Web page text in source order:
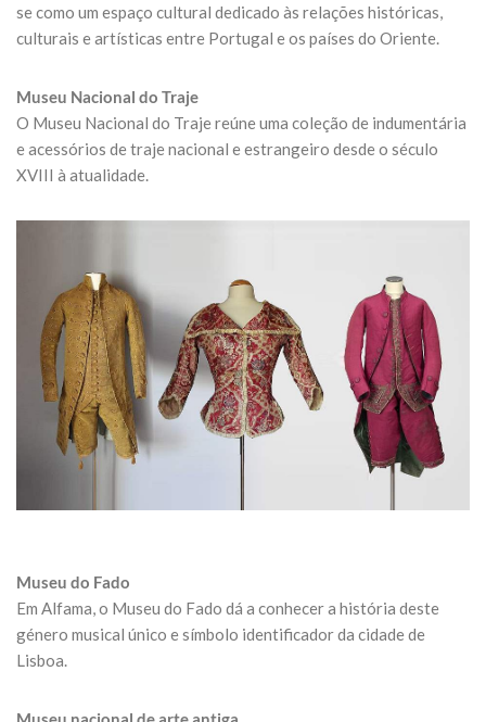
se como um espaço cultural dedicado às relações históricas,
culturais e artísticas entre Portugal e os países do Oriente.
Museu Nacional do Traje
O Museu Nacional do Traje reúne uma coleção de indumentária
e acessórios de traje nacional e estrangeiro desde o século
XVIII à atualidade.
Museu do Fado
Em Alfama, o Museu do Fado dá a conhecer a história deste
género musical único e símbolo identificador da cidade de
Lisboa.